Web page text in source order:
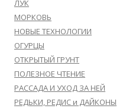
ЛУК
МОРКОВЬ
НОВЫЕ ТЕХНОЛОГИИ
ОГУРЦЫ
ОТКРЫТЫЙ ГРУНТ
ПОЛЕЗНОЕ ЧТЕНИЕ
РАССАДА И УХОД ЗА НЕЙ
РЕДЬКИ, РЕДИС и ДАЙКОНЫ